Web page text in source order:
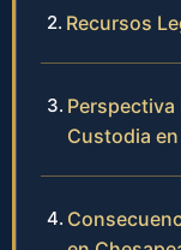
Recursos
Custodia